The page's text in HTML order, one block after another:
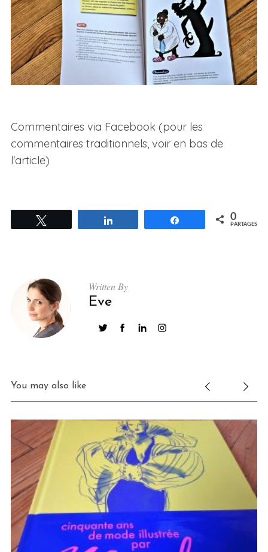
Commentaires via Facebook (pour les
commentaires traditionnels, voir en bas de
l'article)
Partagez 0
PARTAGES
Written By
Eve
You may also like